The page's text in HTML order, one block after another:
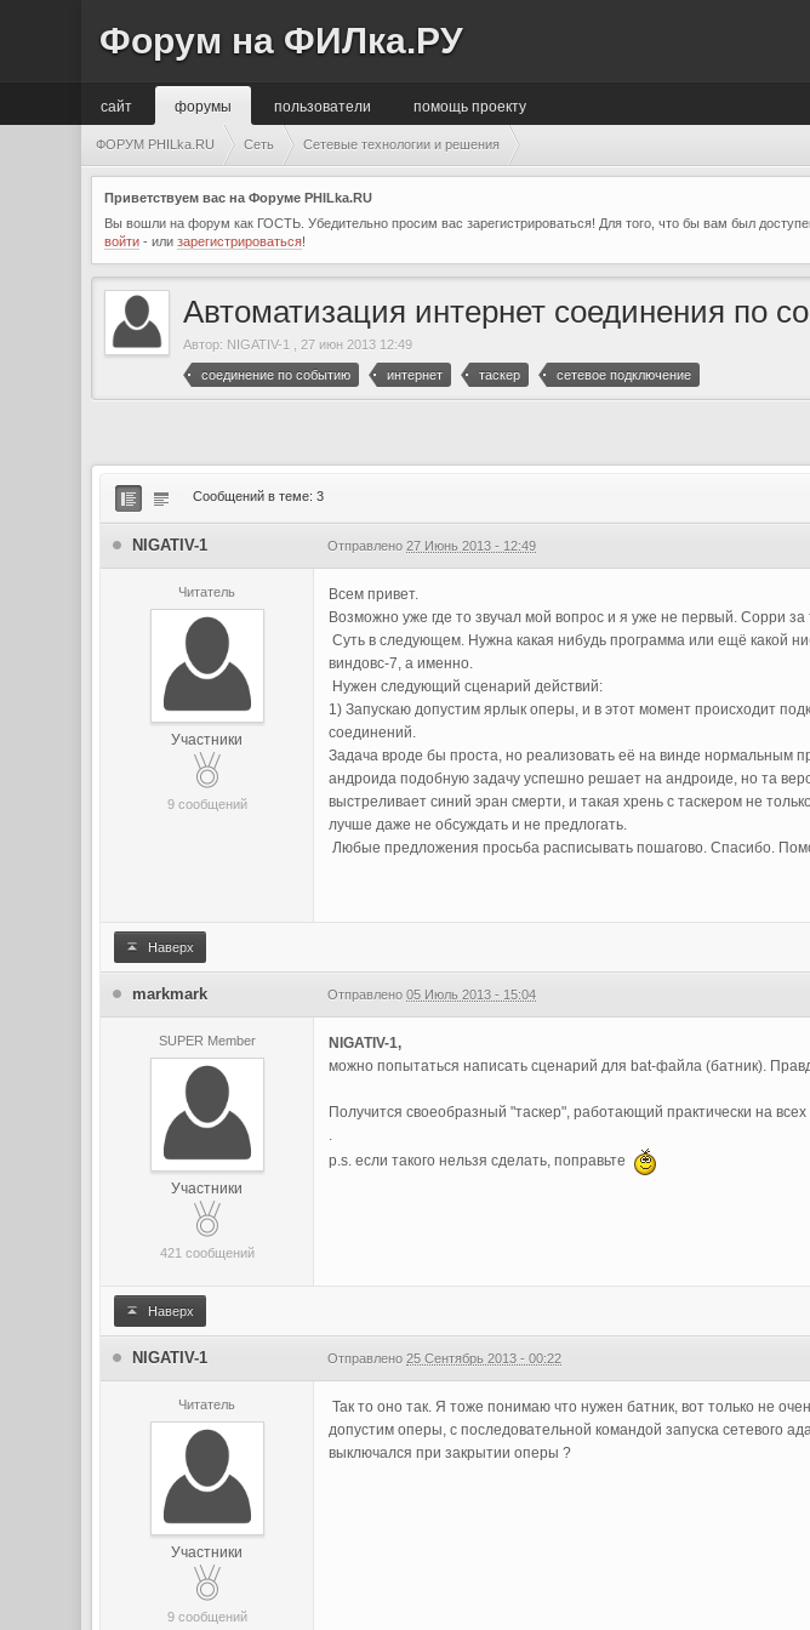
Форум на ФИЛка.РУ
сайт помощь проекту
форумы пользователи
ФОРУМ PHILka.RU Сеть Сетевые технологии и решения
Приветствуем вас на Форуме PHILka.RU
Вы вошли на форум как ГОСТЬ. Убедительно просим вас зарегистрироваться! Для того, что бы вам был
войти - илизарегистрироваться!
Автоматизация интернет соединения по
Автор: NIGATIV-1 27 июн 2013 12:49
соединение по событию интернет таскер сетевое подключение
Сообщений в теме: 3
NIGATIV-1 Отправлено27 Июнь 2013 - 12:49
Читатель
Участники
9 сообщений
Всем привет.
Возможно уже где то звучал мой вопрос и я уже не первый. Сорри за
Суть в следующем. Нужна какая нибудь программа или ещё какой
виндовс-7, а именно.
Нужен следующий сценарий действий:
1) Запускаю допустим ярлык оперы, и в этот момент происходит
соединений.
Задача вроде бы проста, но реализовать её на винде нормальным
андроида подобную задачу успешно решает на андроиде, но та
выстреливает синий эран смерти, и такая хрень с таскером не
лучше даже не обсуждать и не предлогать.
Любые предложения просьба расписывать пошагово. Спасибо.
Наверх
markmark Отправлено05 Июль 2013 - 15:04
SUPER Member
Участники
421 сообщений
NIGATIV-1,
можно попытаться написать сценарий для bat-файла (батник).
Получится своеобразный "таскер", работающий практически на всех
.
p.s. если такого нельзя сделать, поправьте
Наверх
NIGATIV-1 Отправлено25 Сентябрь 2013 - 00:22
Читатель
Участники
9 сообщений
Так то оно так. Я тоже понимаю что нужен батник, вот только не
допустим оперы, с последовательной командой запуска сетевого
выключался при закрытии оперы ?